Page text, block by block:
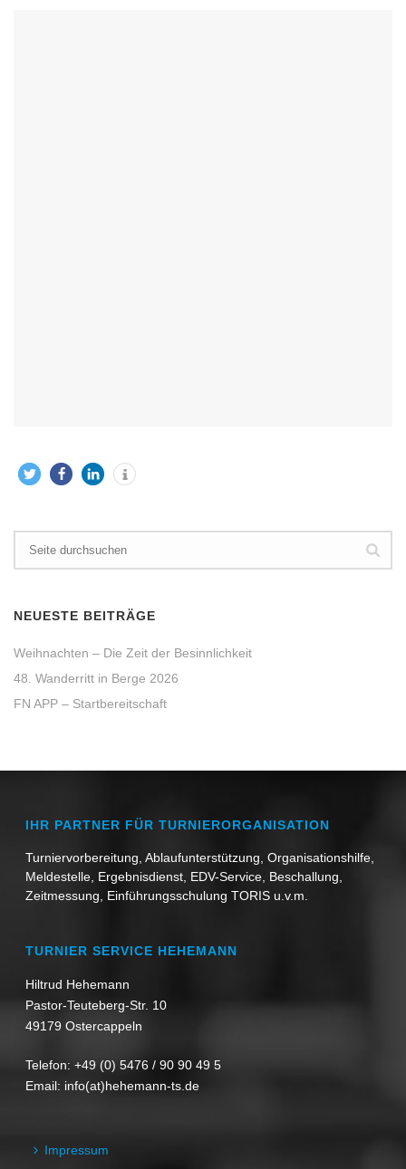
NEUESTE BEITRÄGE
Weihnachten – Die Zeit der Besinnlichkeit
48. Wanderritt in Berge 2026
FN APP – Startbereitschaft
IHR PARTNER FÜR TURNIERORGANISATION
Turniervorbereitung, Ablaufunterstützung, Organisationshilfe,
Meldestelle, Ergebnisdienst, EDV-Service, Beschallung,
Zeitmessung, Einführungsschulung TORIS u.v.m.
TURNIER SERVICE HEHEMANN
Hiltrud Hehemann
Pastor-Teuteberg-Str. 10
49179 Ostercappeln
Telefon: +49 (0) 5476 / 90 90 49 5
Email: info(at)hehemann-ts.de
Impressum